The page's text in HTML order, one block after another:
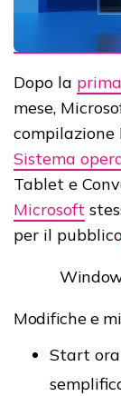
Dopo la
mese,
compilazione
Sistema
Tablet e
Microsoft
per il
Modifiche e
Start